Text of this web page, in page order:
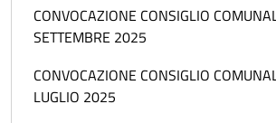
CONVOCAZIONE CONSIGLIO
SETTEMBRE 2025
CONVOCAZIONE CONSIGLIO
LUGLIO 2025